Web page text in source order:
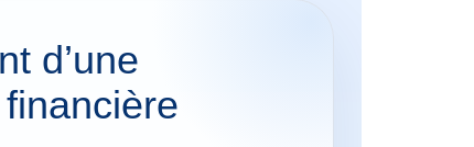
d’une